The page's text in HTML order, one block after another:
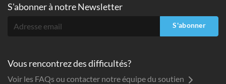
S'abonner à notre Newsletter
S'abonner
Vous rencontrez des difficultés?
Voir les FAQs ou contacter notre équipe du soutien